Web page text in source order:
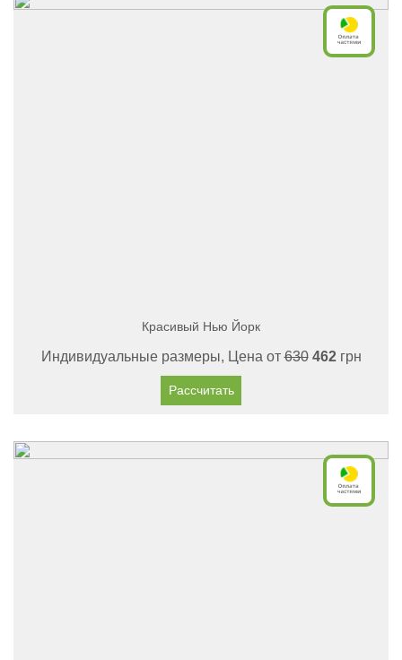
Красивый Нью Йорк
Индивидуальные размеры, Цена от630 462грн
Рассчитать